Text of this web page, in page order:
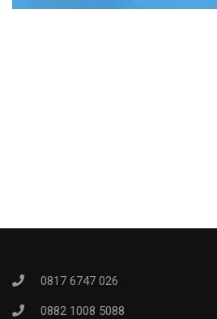
0817 6747 026
0882 1008 5088